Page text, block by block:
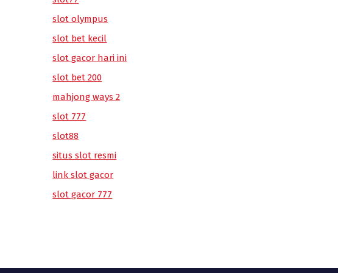
slot olympus
slot bet kecil
slot gacor hari ini
slot bet 200
mahjong ways 2
slot 777
slot88
situs slot resmi
link slot gacor
slot gacor 777